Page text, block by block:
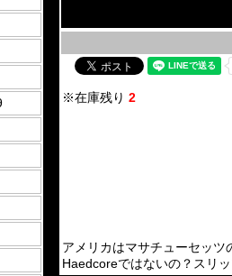
※在庫残り 2
アメリカはマサチューセッ
Haedcoreではないの？スリ